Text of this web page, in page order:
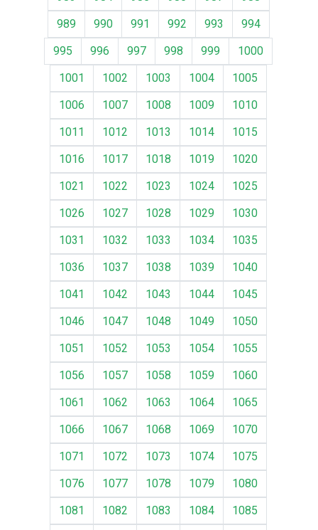
989
990 991 992 993
994
995
996 997 998 999
1000
1001
1002 1003 1004
1005
1006
1007 1008 1009
1010
1011
1012 1013 1014
1015
1016
1017 1018 1019
1020
1021
1022 1023 1024
1025
1026
1027 1028 1029
1030
1031
1032 1033 1034
1035
1036
1037 1038 1039
1040
1041
1042 1043 1044
1045
1046
1047 1048 1049
1050
1051
1052 1053 1054
1055
1056
1057 1058 1059
1060
1061
1062 1063 1064
1065
1066
1067 1068 1069
1070
1071
1072 1073 1074
1075
1076
1077 1078 1079
1080
1081
1082 1083 1084 1085